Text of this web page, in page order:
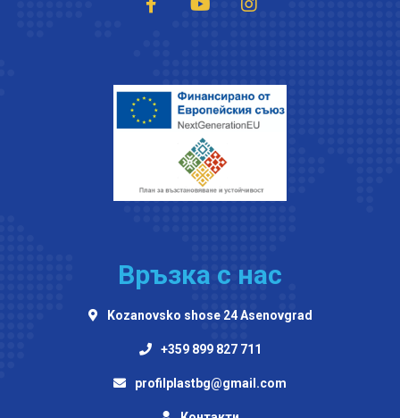
Връзка с нас
Kozanovsko shose 24 Asenovgrad
+359 899 827 711
profilplastbg@gmail.com